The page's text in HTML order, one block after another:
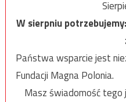
W sierpniu potrzebujemy:
Państwa wsparcie jest
Fundacji Magna Polonia.
Masz świadomość